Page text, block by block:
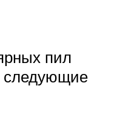
пил
следующие